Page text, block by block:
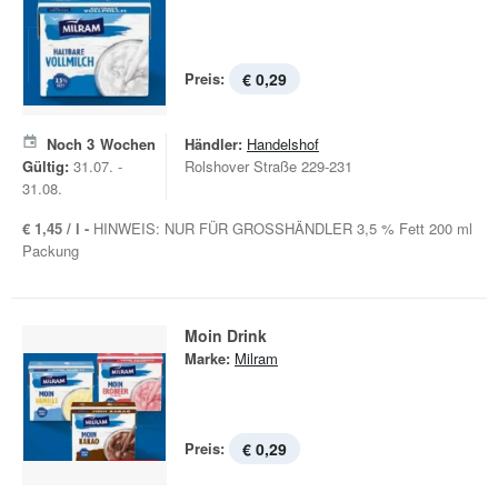
Preis: € 0,29
Noch 3 Wochen
Gültig: 31.07. -
31.08.
Händler: Handelshof
Rolshover Straße 229-231
€ 1,45 / l - HINWEIS: NUR FÜR GROSSHÄNDLER 3,5 % Fett 200 ml
Packung
Moin Drink
Marke: Milram
Preis: € 0,29